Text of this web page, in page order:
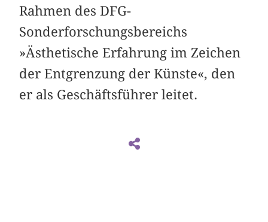
Rahmen des DFG-
Sonderforschungsbereichs
»Ästhetische Erfahrung im Zeichen
der Entgrenzung der Künste«, den
er als Geschäftsführer leitet.